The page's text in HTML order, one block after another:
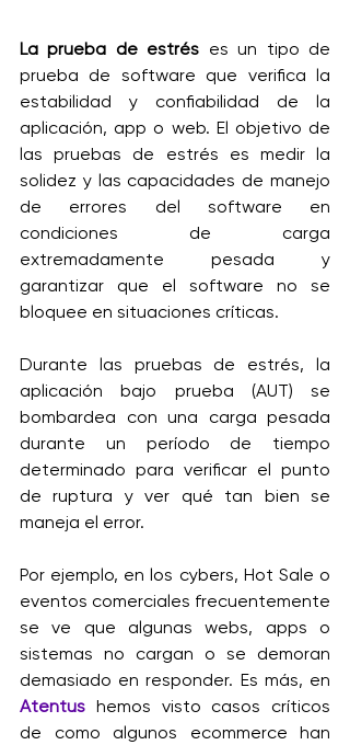
La prueba de estrés es un tipo de
prueba de software que verifica la
estabilidad y confiabilidad de la
aplicación, app o web. El objetivo de
las pruebas de estrés es medir la
solidez y las capacidades de manejo
de errores del software en
condiciones de carga
extremadamente pesada y
garantizar que el software no se
bloquee en situaciones críticas.
Durante las pruebas de estrés, la
aplicación bajo prueba (AUT) se
bombardea con una carga pesada
durante un período de tiempo
determinado para verificar el punto
de ruptura y ver qué tan bien se
maneja el error.
Por ejemplo, en los cybers, Hot Sale o
eventos comerciales frecuentemente
se ve que algunas webs, apps o
sistemas no cargan o se demoran
demasiado en responder. Es más, en
Atentus hemos visto casos críticos
de como algunos ecommerce han